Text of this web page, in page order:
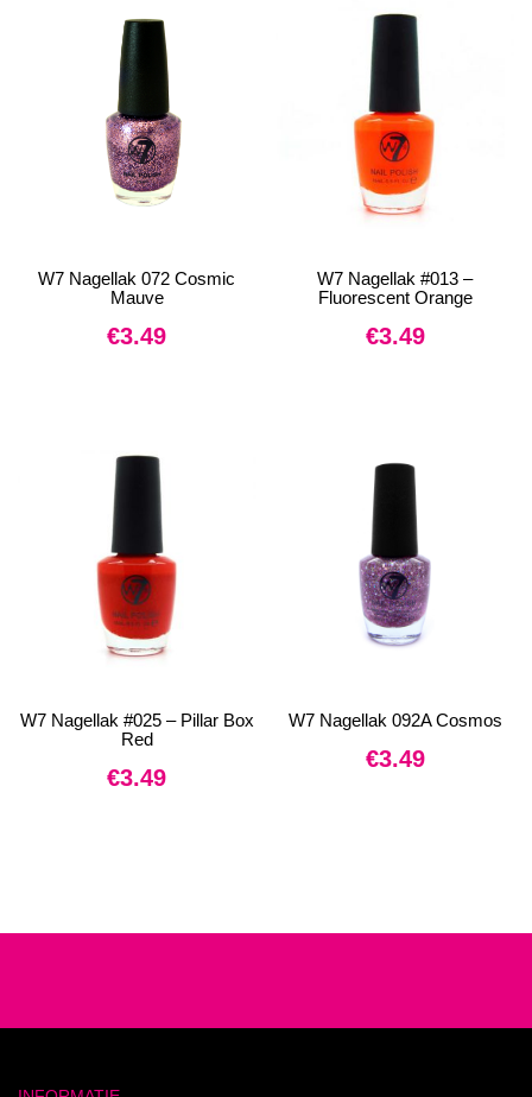
W7 Nagellak 072 Cosmic
Mauve
€3.49
W7 Nagellak #013 –
Fluorescent Orange
€3.49
W7 Nagellak #025 – Pillar Box
Red
€3.49
W7 Nagellak 092A Cosmos
€3.49